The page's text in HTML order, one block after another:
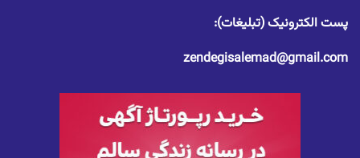
پست الکترونیک (تبلیغات):
zendegisalemad@gmail.com